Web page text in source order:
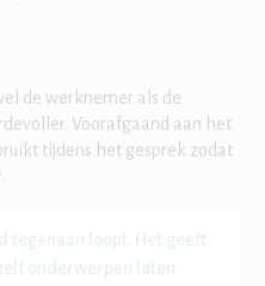
de werknemer als de
Voorafgaand aan het
tijdens het gesprek zodat
tegenaan loopt. Het geeft
onderwerpen laten